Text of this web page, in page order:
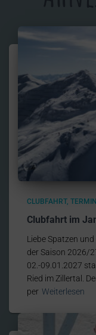
CLUBFAHRT
Clubfahrt im
Liebe Spatzen
der Saison 2026/
02.-09.01.2027
Ried im Zillertal.
per Weiterlesen